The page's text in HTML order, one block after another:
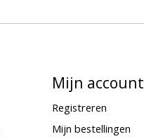
Mijn account
Registreren
Mijn bestellingen